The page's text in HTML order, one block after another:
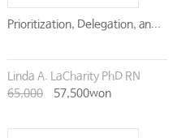
Prioritization, Delegation, an...
Linda A. LaCharity PhD RN
65,000
57,500won